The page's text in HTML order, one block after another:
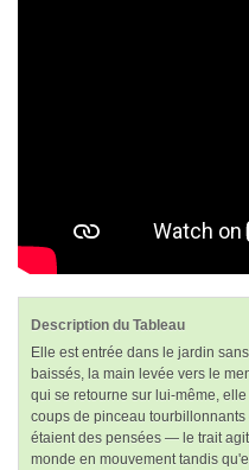
Description du Tableau
Elle est entrée dans le jardin
baissés, la main levée vers le
qui se retourne sur lui-même,
coups de pinceau
étaient des pensées — le trait
monde en mouvement tandis